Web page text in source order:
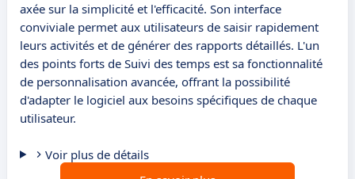
axée sur la simplicité et l'efficacité. Son interface
conviviale permet aux utilisateurs de saisir rapidement
leurs activités et de générer des rapports détaillés. L'un
des points forts de Suivi des temps est sa fonctionnalité
de personnalisation avancée, offrant la possibilité
d'adapter le logiciel aux besoins spécifiques de chaque
utilisateur.
Voir plus de détails